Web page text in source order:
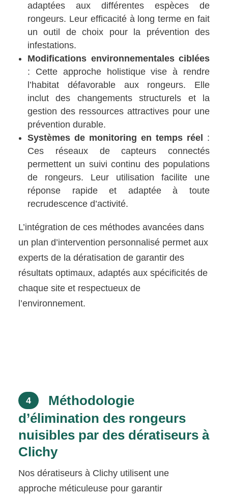
adaptées aux différentes espèces de
rongeurs. Leur efficacité à long terme en fait
un outil de choix pour la prévention des
infestations.
Modifications environnementales ciblées
: Cette approche holistique vise à rendre
l’habitat défavorable aux rongeurs. Elle
inclut des changements structurels et la
gestion des ressources attractives pour une
prévention durable.
Systèmes de monitoring en temps réel
:
Ces réseaux de capteurs connectés
permettent un suivi continu des populations
de rongeurs. Leur utilisation facilite une
réponse rapide et adaptée à toute
recrudescence d’activité.
L’intégration de ces méthodes avancées dans
un plan d’intervention personnalisé permet aux
experts de la dératisation de garantir des
résultats optimaux, adaptés aux spécificités de
chaque site et respectueux de
l’environnement.
4
Méthodologie
d’élimination des rongeurs
nuisibles par des dératiseurs à
Clichy
Nos dératiseurs à Clichy utilisent une
approche méticuleuse pour garantir